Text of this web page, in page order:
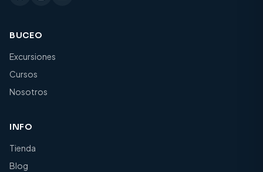
BUCEO
Excursiones
Cursos
Nosotros
INFO
Tienda
Blog